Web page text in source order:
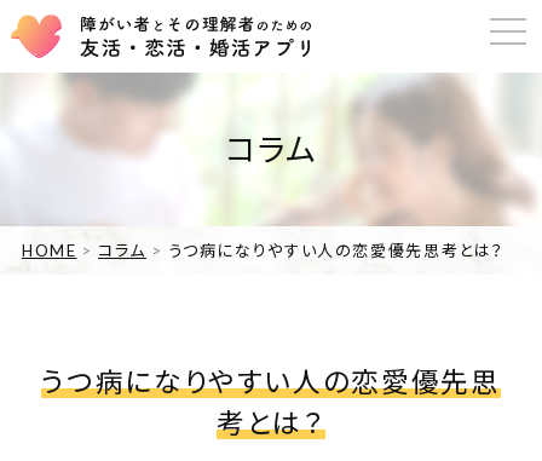
コラム
HOME コラム うつ病になりやすい人の恋愛優先思考とは？
うつ病になりやすい人の恋愛優先思
考とは？